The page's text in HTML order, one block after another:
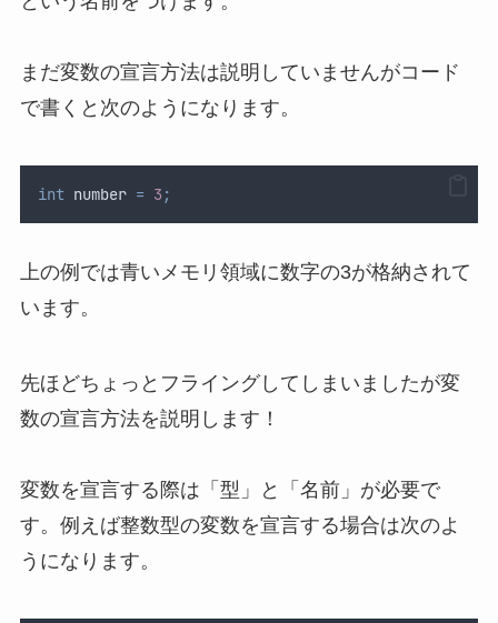
まだ変数の宣言方法は説明していませんがコード
で書くと次のようになります。
int number = 3 ;
上の例では青いメモリ領域に数字の3が格納されて
います。
先ほどちょっとフライングしてしまいましたが変
数の宣言方法を説明します！
変数を宣言する際は「型」と「名前」が必要で
す。例えば整数型の変数を宣言する場合は次のよ
うになります。